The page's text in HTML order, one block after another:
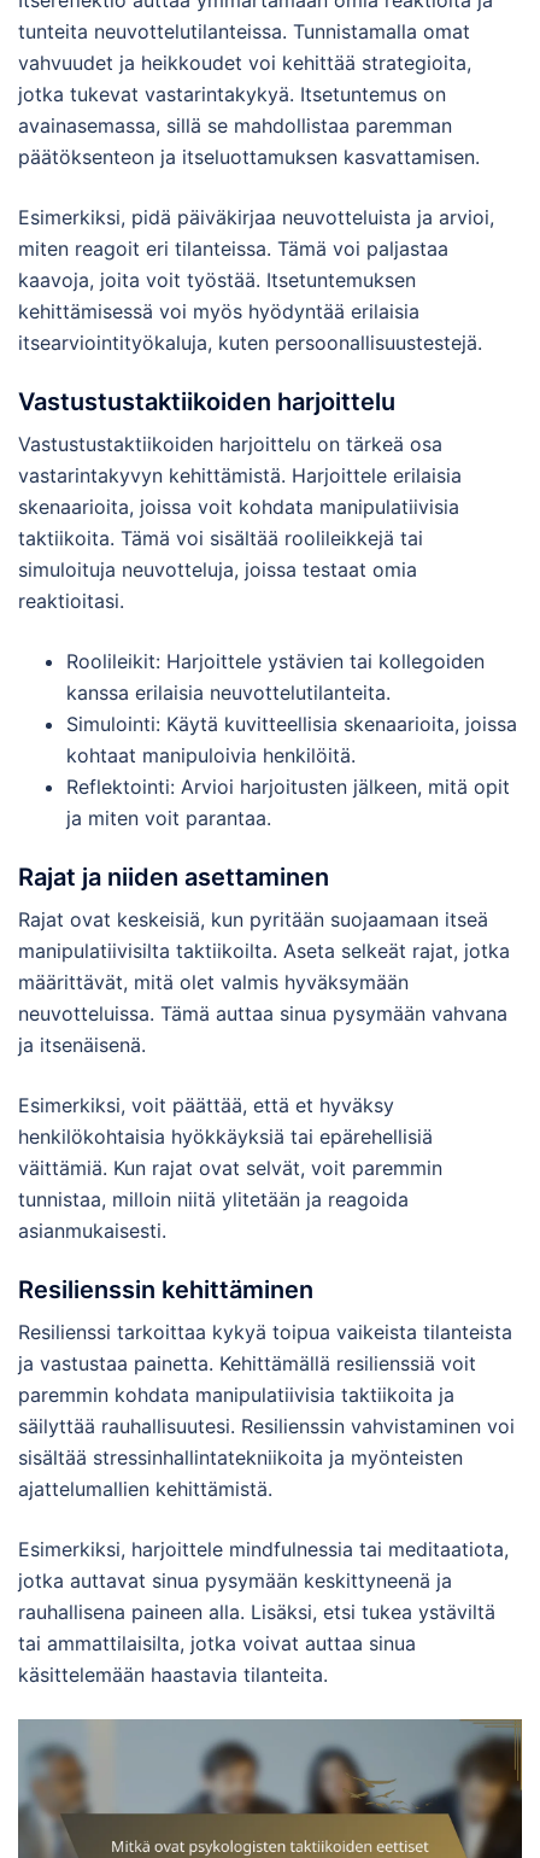
tunteita neuvottelutilanteissa. Tunnistamalla omat
vahvuudet ja heikkoudet voi kehittää strategioita,
jotka tukevat vastarintakykyä. Itsetuntemus on
avainasemassa, sillä se mahdollistaa paremman
päätöksenteon ja itseluottamuksen kasvattamisen.
Esimerkiksi, pidä päiväkirjaa neuvotteluista ja arvioi,
miten reagoit eri tilanteissa. Tämä voi paljastaa
kaavoja, joita voit työstää. Itsetuntemuksen
kehittämisessä voi myös hyödyntää erilaisia
itsearviointityökaluja, kuten persoonallisuustestejä.
Vastustustaktiikoiden harjoittelu
Vastustustaktiikoiden harjoittelu on tärkeä osa
vastarintakyvyn kehittämistä. Harjoittele erilaisia
skenaarioita, joissa voit kohdata manipulatiivisia
taktiikoita. Tämä voi sisältää roolileikkejä tai
simuloituja neuvotteluja, joissa testaat omia
reaktioitasi.
Roolileikit: Harjoittele ystävien tai kollegoiden
kanssa erilaisia neuvottelutilanteita.
Simulointi: Käytä kuvitteellisia skenaarioita, joissa
kohtaat manipuloivia henkilöitä.
Reflektointi: Arvioi harjoitusten jälkeen, mitä opit
ja miten voit parantaa.
Rajat ja niiden asettaminen
Rajat ovat keskeisiä, kun pyritään suojaamaan itseä
manipulatiivisilta taktiikoilta. Aseta selkeät rajat, jotka
määrittävät, mitä olet valmis hyväksymään
neuvotteluissa. Tämä auttaa sinua pysymään vahvana
ja itsenäisenä.
Esimerkiksi, voit päättää, että et hyväksy
henkilökohtaisia hyökkäyksiä tai epärehellisiä
väittämiä. Kun rajat ovat selvät, voit paremmin
tunnistaa, milloin niitä ylitetään ja reagoida
asianmukaisesti.
Resilienssin kehittäminen
Resilienssi tarkoittaa kykyä toipua vaikeista tilanteista
ja vastustaa painetta. Kehittämällä resilienssiä voit
paremmin kohdata manipulatiivisia taktiikoita ja
säilyttää rauhallisuutesi. Resilienssin vahvistaminen voi
sisältää stressinhallintatekniikoita ja myönteisten
ajattelumallien kehittämistä.
Esimerkiksi, harjoittele mindfulnessia tai meditaatiota,
jotka auttavat sinua pysymään keskittyneenä ja
rauhallisena paineen alla. Lisäksi, etsi tukea ystäviltä
tai ammattilaisilta, jotka voivat auttaa sinua
käsittelemään haastavia tilanteita.